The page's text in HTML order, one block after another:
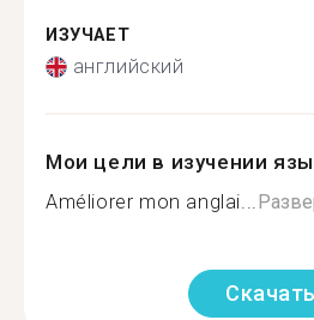
ИЗУЧАЕТ
английский
Мои цели в изучении
Améliorer mon anglai...